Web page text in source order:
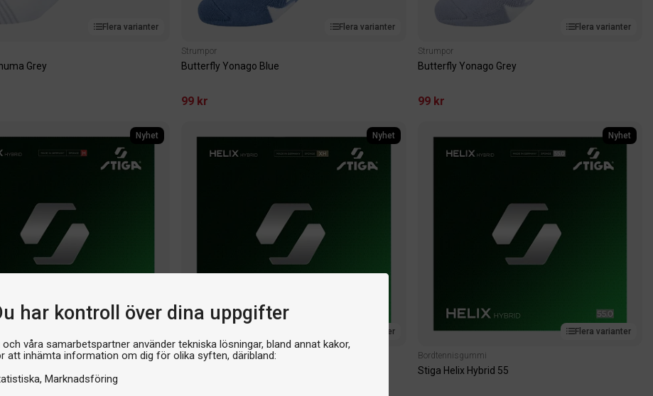
har kontroll över dina uppgifter
och våra samarbetspartner använder tekniska lösningar, bland annat kakor,
att inhämta information om dig för olika syften, däribland:
Marknadsföring
Flera varianter
Grey
Flera varianter
Strumpor
Butterfly Yonago Blue
99 kr
Flera varianter
Strumpor
Butterfly Yonago Grey
99 kr
Nyhet
H
Nyhet
Flera varianter
Bordtennisgummi
Nyhet
Flera varianter
Bordtennisgummi
Stiga Helix Hybrid 55